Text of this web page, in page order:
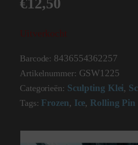
Uitverkocht
Barcode: 8436554362257
Artikelnummer: GSW1225
Categorieën: Sculpting Klei,
Tags: Frozen, Ice, Rolling Pin